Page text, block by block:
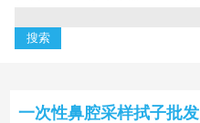
一次性鼻腔采样拭子批发